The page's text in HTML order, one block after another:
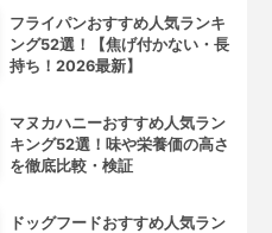
フライパンおすすめ人気ランキ
ング52選！【焦げ付かない・長
持ち！2026最新】
マヌカハニーおすすめ人気ラン
キング52選！味や栄養価の高さ
を徹底比較・検証
ドッグフードおすすめ人気ラン